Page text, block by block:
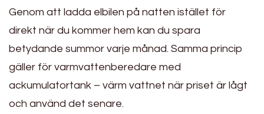
Genom att ladda elbilen på natten istället för
direkt när du kommer hem kan du spara
betydande summor varje månad. Samma princip
gäller för varmvattenberedare med
ackumulatortank – värm vattnet när priset är lågt
och använd det senare.